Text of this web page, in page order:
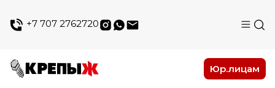
+7 707 2762720
Юр.лицам